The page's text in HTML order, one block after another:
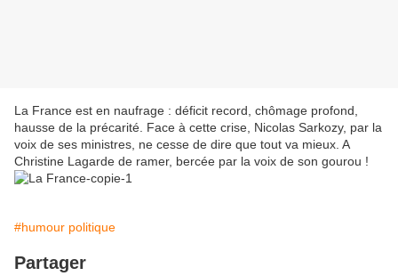
La France est en naufrage : déficit record, chômage profond,
hausse de la précarité. Face à cette crise, Nicolas Sarkozy, par la
voix de ses ministres, ne cesse de dire que tout va mieux. A
Christine Lagarde de ramer, bercée par la voix de son gourou !
#humour politique
Partager